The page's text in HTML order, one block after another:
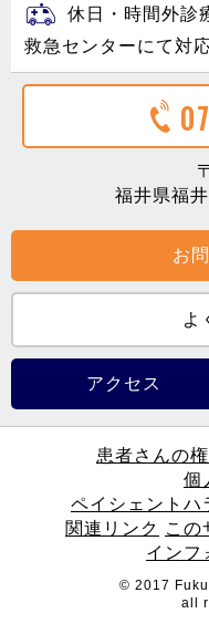
休日・時間外診
救急センターにて対
福井県福井
お
よ
アクセス
患者さんの権
個
ペイシェントハ
関連リンク この
インフ
© 2017
all